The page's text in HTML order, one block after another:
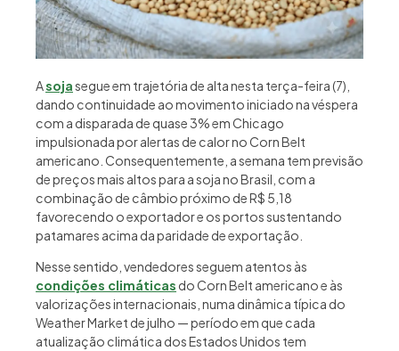
Asojasegue em trajetória de alta nesta terça-feira (7),
dando continuidade ao movimento iniciado na véspera
com a disparada de quase 3% em Chicago
impulsionada por alertas de calor no Corn Belt
americano. Consequentemente, a semana tem previsão
de preços mais altos para a soja no Brasil, com a
combinação de câmbio próximo de R$ 5,18
favorecendo o exportador e os portos sustentando
patamares acima da paridade de exportação.
Nesse sentido, vendedores seguem atentos às
condições climáticas do Corn Belt americano e às
valorizações internacionais, numa dinâmica típica do
Weather Market de julho — período em que cada
atualização climática dos Estados Unidos tem